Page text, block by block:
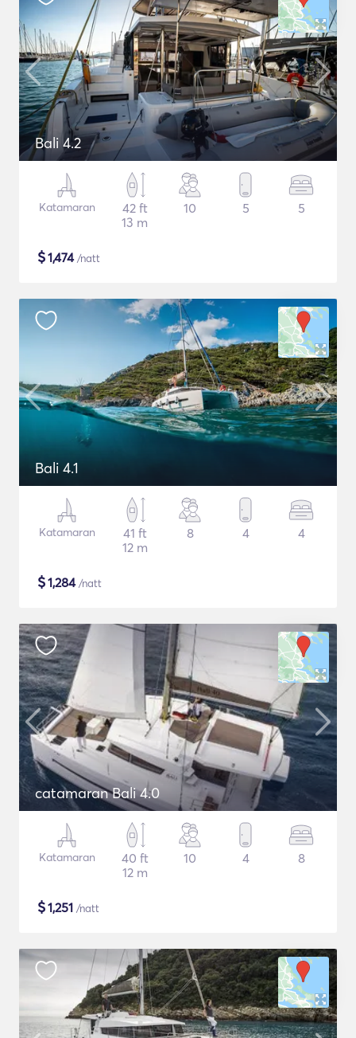
Bali 4.2
Katamaran
42 ft
13 m
10 5 5
$1,474/natt
Bali 4.1
Katamaran
41 ft
12 m
8 4 4
$1,284/natt
catamaran Bali 4.0
Katamaran
40 ft
12 m
10 4 8
$1,251 /natt